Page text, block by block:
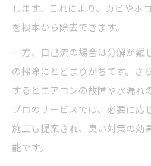
します。これにより、カビやホ
を根本から除去できます。
一方、自己流の場合は分解が難
の掃除にとどまりがちです。さ
するとエアコンの故障や水漏れ
プロのサービスでは、必要に応
施工も提案され、臭い対策の効
能です。